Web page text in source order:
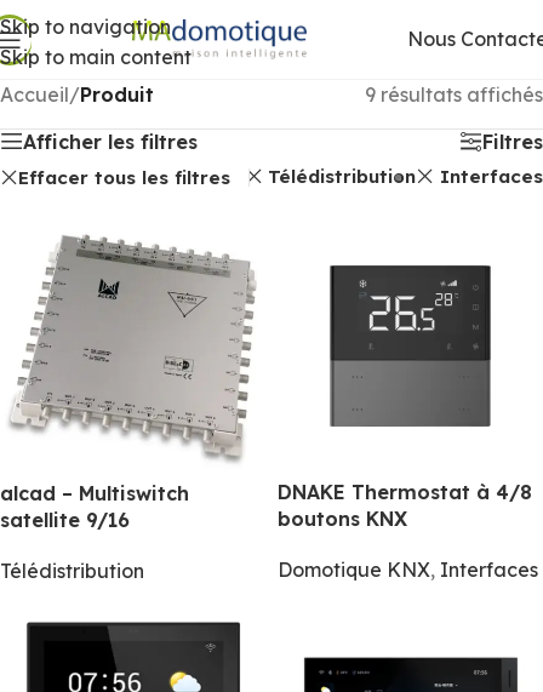
Skip to navigation
Skip to main content
Nous
Accueil/Produit
9 résultats affichés
Afficher les filtres
Filtres
Effacer tous les filtres Télédistribution Interfaces
alcad – Multiswitch
satellite 9/16
Télédistribution
DNAKE Thermostat à 4/8
boutons KNX
Domotique KNX, Interfaces